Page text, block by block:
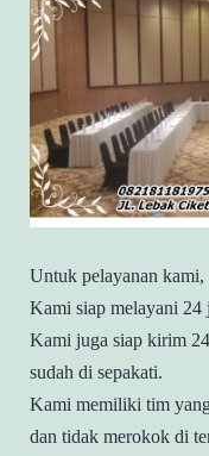
Untuk pelayanan kami,
Kami siap melayani 24
Kami juga siap kirim
sudah di sepakati.
Kami memiliki tim
dan tidak merokok di